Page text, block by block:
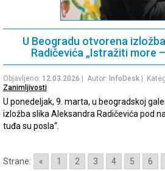
U Beogradu otvorena
Radičevića „Istražiti more
Objavljeno: 12.03.2026 | Autor: InfoDesk |
Zanimljivosti
U ponedeljak, 9. marta, u beogradskoj
izložba slika Aleksandra Radičevića pod
tuđa su posla“.
Strane: « 1 2 3 4 5 6